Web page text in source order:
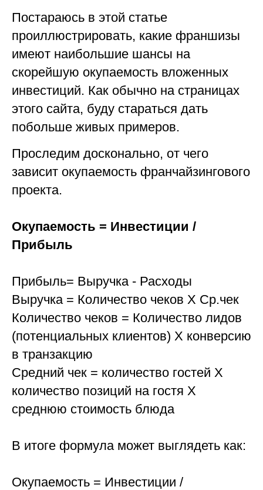
Постараюсь в этой статье
проиллюстрировать, какие франшизы
имеют наибольшие шансы на
скорейшую окупаемость вложенных
инвестиций. Как обычно на страницах
этого сайта, буду стараться дать
побольше живых примеров.
Проследим досконально, от чего
зависит окупаемость франчайзингового
проекта.
Окупаемость = Инвестиции /
Прибыль
Прибыль= Выручка - Расходы
Выручка = Количество чеков Х Ср.чек
Количество чеков = Количество лидов
(потенциальных клиентов) Х конверсию
в транзакцию
Средний чек = количество гостей Х
количество позиций на гостя Х
среднюю стоимость блюда
В итоге формула может выглядеть как:
Окупаемость = Инвестиции /